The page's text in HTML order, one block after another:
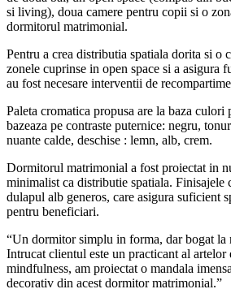
si living), doua camere pentru copii si o
dormitorul matrimonial.
Pentru a crea distributia spatiala dorita si o
zonele cuprinse in open space si a asigura
au fost necesare interventii de
Paleta cromatica propusa are la baza culori
bazeaza pe contraste puternice: negru,
nuante calde, deschise : lemn, alb, crem.
Dormitorul matrimonial a fost proiectat in
minimalist ca distributie spatiala. Finisajele
dulapul alb generos, care asigura suficient
pentru beneficiari.
“Un dormitor simplu in forma, dar bogat la
Intrucat clientul este un practicant al artelor
mindfulness, am proiectat o mandala
decorativ din acest dormitor matrimonial.”